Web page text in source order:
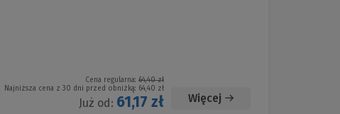
Cena regularna: 64,40 zł
Najniższa cena z 30 dni przed obniżką: 64,40 zł
Już od: 61,17 zł Więcej